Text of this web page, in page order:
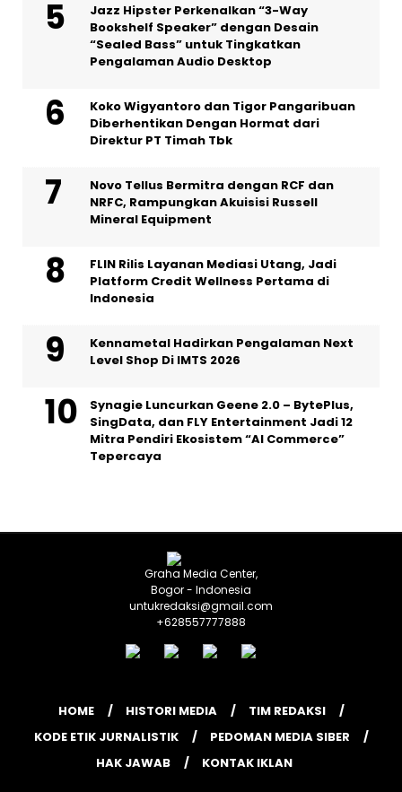
Jazz Hipster Perkenalkan “3-Way
Bookshelf Speaker” dengan Desain
“Sealed Bass” untuk Tingkatkan
Pengalaman Audio Desktop
Koko Wigyantoro dan Tigor Pangaribuan
Diberhentikan Dengan Hormat dari
Direktur PT Timah Tbk
Novo Tellus Bermitra dengan RCF dan
NRFC, Rampungkan Akuisisi Russell
Mineral Equipment
FLIN Rilis Layanan Mediasi Utang, Jadi
Platform Credit Wellness Pertama di
Indonesia
Kennametal Hadirkan Pengalaman Next
Level Shop Di IMTS 2026
Synagie Luncurkan Geene 2.0 – BytePlus,
SingData, dan FLY Entertainment Jadi 12
Mitra Pendiri Ekosistem “AI Commerce”
Tepercaya
Graha Media Center,
Bogor - Indonesia
untukredaksi@gmail.com
+628557777888
HOME HISTORI MEDIA
TIM REDAKSI
KODE ETIK JURNALISTIK
PEDOMAN MEDIA SIBER
HAK JAWAB
KONTAK IKLAN